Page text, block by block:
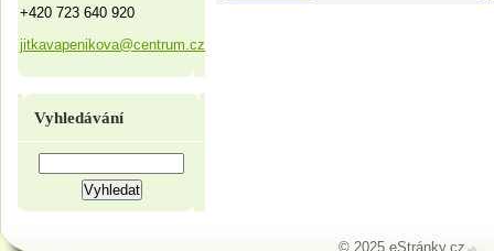
+420 723 640 920
jitkavapenikova@centrum.cz
Vyhledávání
© 2025 eStránky.cz